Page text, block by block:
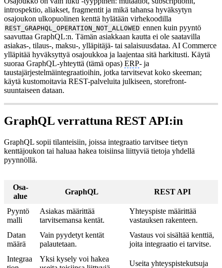
introspektio, aliakset, fragmentit ja mikä tahansa hyväksytyn
osajoukon ulkopuolinen kenttä hylätään virhekoodilla
REST_GRAPHQL_OPERATION_NOT_ALLOWED ennen kuin pyyntö
saavuttaa GraphQL:n. Tämän asiakkaan kautta ei ole saatavilla
asiakas-, tilaus-, maksu-, ylläpitäjä- tai salaisuusdataa. AI Commerce
ylläpitää hyväksyttyä osajoukkoa ja laajentaa sitä harkitusti. Käytä
suoraa GraphQL-yhteyttä (tämä opas) ERP- ja
taustajärjestelmäintegraatioihin, jotka tarvitsevat koko skeeman;
käytä kustomoitavia REST-palveluita julkiseen, storefront-
suuntaiseen dataan.
GraphQL verrattuna REST API:in
GraphQL sopii tilanteisiin, joissa integraatio tarvitsee tietyn
kenttäjoukon tai haluaa hakea toisiinsa liittyviä tietoja yhdellä
pyynnöllä.
Osa-
alue
GraphQL REST API
Pyyntö
malli
Asiakas määrittää
tarvitsemansa kentät.
Yhteyspiste määrittää
vastauksen rakenteen.
Datan
määrä
Vain pyydetyt kentät
palautetaan.
Vastaus voi sisältää kenttiä,
joita integraatio ei tarvitse.
Integraa
Yksi kysely voi hakea
Useita yhteyspistekutsuja